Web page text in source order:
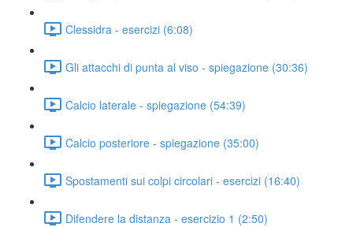
Clessidra - esercizi (6:08)
Gli attacchi di punta al viso - spiegazione (30:36)
Calcio laterale - spiegazione (54:39)
Calcio posteriore - spiegazione (35:00)
Spostamenti sui colpi circolari - esercizi (16:40)
Difendere la distanza - esercizio 1 (2:50)